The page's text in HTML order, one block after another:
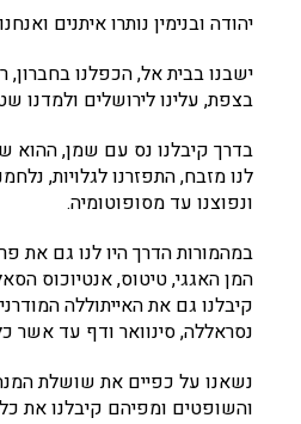
יהודה ובנימין נותרו איתנים
ישבנו בבית אל, הכפלנו
בצפת, עלינו לירושלים ולמדנו
בדרך קיבלנו נס עם שמן, ההוא
לנו מזבח, התפזרנו לגלויות,
ונפוצנו עד מסופוטומיה.
במהמורות הדרך היו לנו גם את
המן האגגי, טיטוס, אנטיוכוס
קיבלנו גם את האייתוללה
נסראללה, סינוואר ודף עד אשר
נשאנו על כפיים את שושלת
והשופטים ומפיהם קיבלנו את